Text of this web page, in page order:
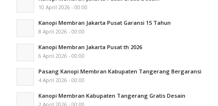
10 April 2026 - 00:00
Kanopi Membran Jakarta Pusat Garansi 15 Tahun
8 April 2026 - 00:00
Kanopi Membran Jakarta Pusat th 2026
6 April 2026 - 00:00
Pasang Kanopi Membran Kabupaten Tangerang Bergaransi
4 April 2026 - 00:00
Kanopi Membran Kabupaten Tangerang Gratis Desain
2 April 2026 - 00:00